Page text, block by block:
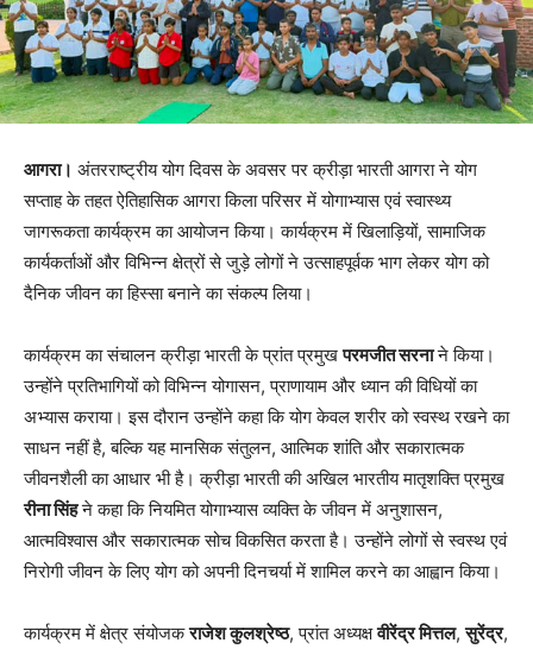
आगरा। अंतरराष्ट्रीय योग दिवस के अवसर पर क्रीड़ा भारती आगरा ने योग
सप्ताह के तहत ऐतिहासिक आगरा किला परिसर में योगाभ्यास एवं स्वास्थ्य
जागरूकता कार्यक्रम का आयोजन किया। कार्यक्रम में खिलाड़ियों, सामाजिक
कार्यकर्ताओं और विभिन्न क्षेत्रों से जुड़े लोगों ने उत्साहपूर्वक भाग लेकर योग को
दैनिक जीवन का हिस्सा बनाने का संकल्प लिया।
कार्यक्रम का संचालन क्रीड़ा भारती के प्रांत प्रमुखपरमजीत सरनाने किया।
उन्होंने प्रतिभागियों को विभिन्न योगासन, प्राणायाम और ध्यान की विधियों का
अभ्यास कराया। इस दौरान उन्होंने कहा कि योग केवल शरीर को स्वस्थ रखने का
साधन नहीं है, बल्कि यह मानसिक संतुलन, आत्मिक शांति और सकारात्मक
जीवनशैली का आधार भी है। क्रीड़ा भारती की अखिल भारतीय मातृशक्ति प्रमुख
रीना सिंहने कहा कि नियमित योगाभ्यास व्यक्ति के जीवन में अनुशासन,
आत्मविश्वास और सकारात्मक सोच विकसित करता है। उन्होंने लोगों से स्वस्थ एवं
निरोगी जीवन के लिए योग को अपनी दिनचर्या में शामिल करने का आह्वान किया।
कार्यक्रम में क्षेत्र संयोजकराजेश कुलश्रेष्ठ, प्रांत अध्यक्षवीरेंद्र मित्तल,सुरेंद्र,